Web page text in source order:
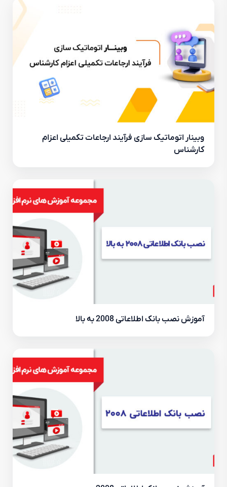
وبینار اتوماتیک سازی فرآیند ارجاعات تکمیلی اعزام
کارشناس
آموزش نصب بانک اطلاعاتی 2008 به بالا